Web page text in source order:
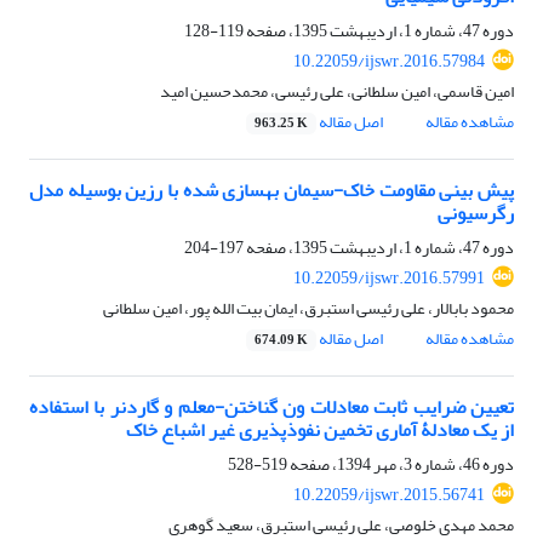
دوره 47، شماره 1، اردیبهشت 1395، صفحه
119-128
10.22059/ijswr.2016.57984
امین قاسمی، امین سلطانی، علی رئیسی، محمدحسین امید
مشاهده مقاله
اصل مقاله 963.25 K
پیش بینی مقاومت خاک-سیمان بهسازی شده با رزین بوسیله مدل
رگرسیونی
دوره 47، شماره 1، اردیبهشت 1395، صفحه
197-204
10.22059/ijswr.2016.57991
محمود بابالار، علی رئیسی استبرق، ایمان بیت الله پور، امین سلطانی
مشاهده مقاله
اصل مقاله 674.09 K
تعیین ضرایب ثابت معادلات ون گناختن-معلم و گاردنر با استفاده
از یک معادلۀ آماری تخمین نفوذپذیری غیر اشباع خاک
دوره 46، شماره 3، مهر 1394، صفحه
519-528
10.22059/ijswr.2015.56741
محمد مهدی خلوصی، علی رئیسی استبرق، سعید گوهری